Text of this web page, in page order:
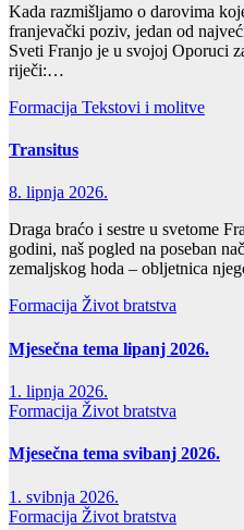
Kada razmišljamo o darovima
franjevački poziv, jedan od
Sveti Franjo je u svojoj Oporuci
riječi:…
Formacija Tekstovi i molitve
Transitus
8. lipnja 2026.
Draga braćo i sestre u svetome
godini, naš pogled na poseban
zemaljskog hoda – obljetnica
Formacija Život bratstva
Mjesečna tema lipanj 2026.
1. lipnja 2026.
Formacija Život bratstva
Mjesečna tema svibanj 2026.
1. svibnja 2026.
Formacija Život bratstva